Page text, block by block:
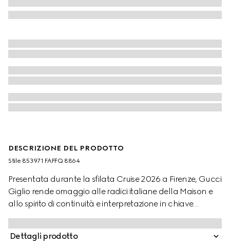
DESCRIZIONE DEL PRODOTTO
Stile ‎853971 FAFFQ 8864
Presentata durante la sfilata Cruise 2026 a Firenze, Gucci
Giglio rende omaggio alle radici italiane della Maison e
allo spirito di continuità e interpretazione in chiave
moderna. Realizzata in denim GG, questa borsa
capiente presenta finiture con motivo Web ed è dotata di
una pouch staccabile.
Dettagli prodotto